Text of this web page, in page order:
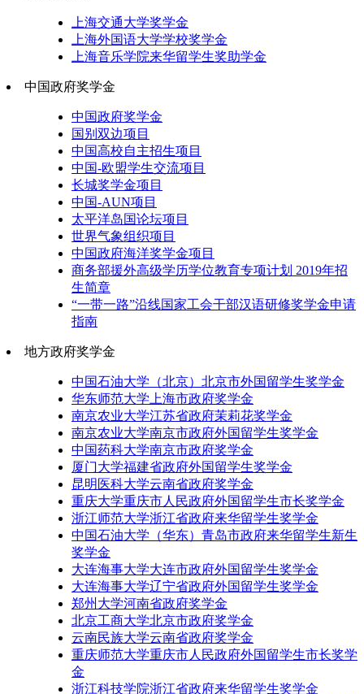
上海交通大学奖学金
上海外国语大学学校奖学金
上海音乐学院来华留学生奖助学金
中国政府奖学金
中国政府奖学金
国别双边项目
中国高校自主招生项目
中国-欧盟学生交流项目
长城奖学金项目
中国-AUN项目
太平洋岛国论坛项目
世界气象组织项目
中国政府海洋奖学金项目
商务部援外高级学历学位教育专项计划 2019年招
生简章
“一带一路”沿线国家工会干部汉语研修奖学金申请
指南
地方政府奖学金
中国石油大学（北京）北京市外国留学生奖学金
华东师范大学上海市政府奖学金
南京农业大学江苏省政府茉莉花奖学金
南京农业大学南京市政府外国留学生奖学金
中国药科大学南京市政府奖学金
厦门大学福建省政府外国留学生奖学金
昆明医科大学云南省政府奖学金
重庆大学重庆市人民政府外国留学生市长奖学金
浙江师范大学浙江省政府来华留学生奖学金
中国石油大学（华东）青岛市政府来华留学生新生
奖学金
大连海事大学大连市政府外国留学生奖学金
大连海事大学辽宁省政府外国留学生奖学金
郑州大学河南省政府奖学金
北京工商大学北京市政府奖学金
云南民族大学云南省政府奖学金
重庆师范大学重庆市人民政府外国留学生市长奖学
金
浙江科技学院浙江省政府来华留学生奖学金